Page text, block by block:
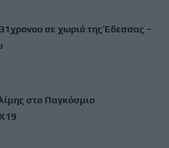
σε χωριό της Έδεσσας –
στο Παγκόσμιο